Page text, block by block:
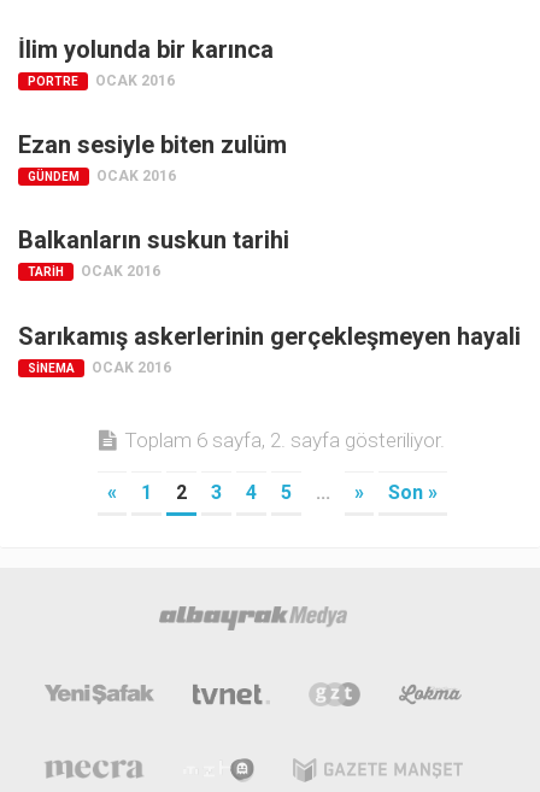
İlim yolunda bir karınca
PORTRE OCAK 2016
Ezan sesiyle biten zulüm
GÜNDEM OCAK 2016
Balkanların suskun tarihi
TARIH OCAK 2016
Sarıkamış askerlerinin gerçekleşmeyen hayali
SINEMA OCAK 2016
Toplam 6 sayfa, 2. sayfa gösteriliyor.
« 1 2 3 4 5 ... » Son »